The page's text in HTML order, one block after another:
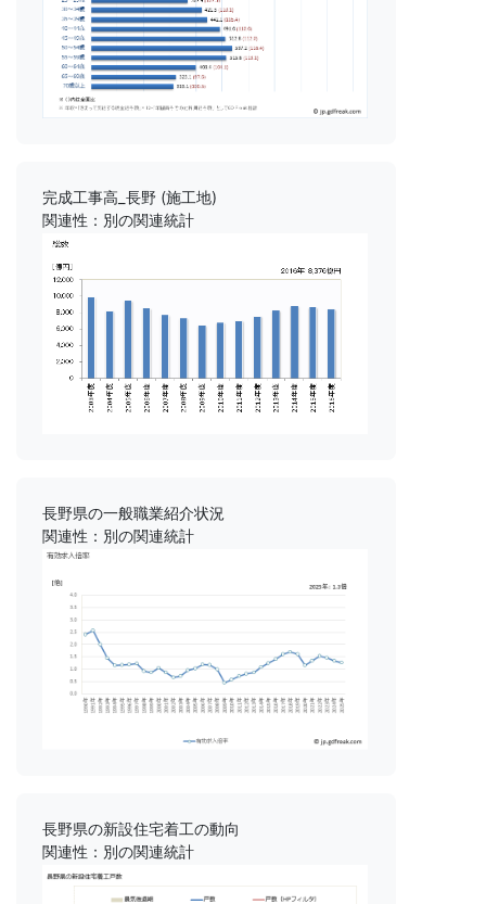
完成工事高_長野 (施工地)
関連性：別の関連統計
長野県の一般職業紹介状況
関連性：別の関連統計
長野県の新設住宅着工の動向
関連性：別の関連統計